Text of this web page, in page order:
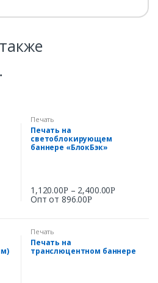
Печать
Печать на
светоблокирующем
баннере «БлокБэк»
1,120.00Р– 2,400.00Р
Опт от896.00Р
Печать
Печать на
транслюцентном баннере